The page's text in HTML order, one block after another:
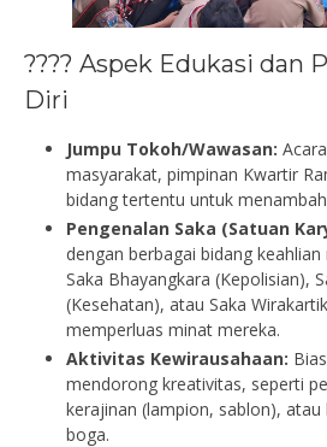
???? Aspek Edukasi dan
Diri
Jumpu Tokoh/Wawasan:
masyarakat, pimpinan Kwartir
bidang tertentu untuk
Pengenalan Saka (Satuan
dengan berbagai bidang
Saka Bhayangkara (Kepolisian),
(Kesehatan), atau Saka
memperluas minat mereka.
Aktivitas Kewirausahaan:
mendorong kreativitas, seperti
kerajinan (lampion, sablon),
boga.